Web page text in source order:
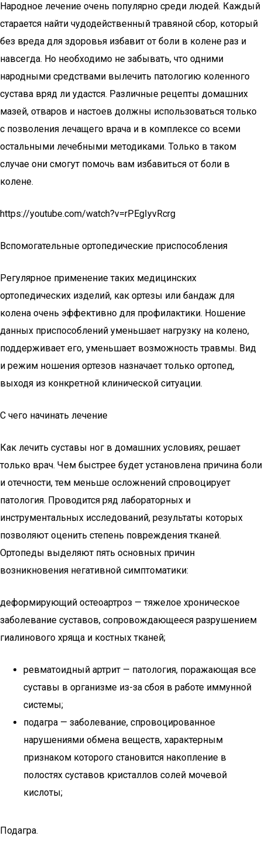
Народное лечение очень популярно среди людей. Каждый
старается найти чудодейственный травяной сбор, который
без вреда для здоровья избавит от боли в колене раз и
навсегда. Но необходимо не забывать, что одними
народными средствами вылечить патологию коленного
сустава вряд ли удастся. Различные рецепты домашних
мазей, отваров и настоев должны использоваться только
с позволения лечащего врача и в комплексе со всеми
остальными лечебными методиками. Только в таком
случае они смогут помочь вам избавиться от боли в
колене.
https://youtube.com/watch?v=rPEgIyvRcrg
Вспомогательные ортопедические приспособления
Регулярное применение таких медицинских
ортопедических изделий, как ортезы или бандаж для
колена очень эффективно для профилактики. Ношение
данных приспособлений уменьшает нагрузку на колено,
поддерживает его, уменьшает возможность травмы. Вид
и режим ношения ортезов назначает только ортопед,
выходя из конкретной клинической ситуации.
С чего начинать лечение
Как лечить суставы ног в домашних условиях, решает
только врач. Чем быстрее будет установлена причина боли
и отечности, тем меньше осложнений спровоцирует
патология. Проводится ряд лабораторных и
инструментальных исследований, результаты которых
позволяют оценить степень повреждения тканей.
Ортопеды выделяют пять основных причин
возникновения негативной симптоматики:
деформирующий остеоартроз — тяжелое хроническое
заболевание суставов, сопровождающееся разрушением
гиалинового хряща и костных тканей;
ревматоидный артрит — патология, поражающая все
суставы в организме из-за сбоя в работе иммунной
системы;
подагра — заболевание, спровоцированное
нарушениями обмена веществ, характерным
признаком которого становится накопление в
полостях суставов кристаллов солей мочевой
кислоты;
Подагра.